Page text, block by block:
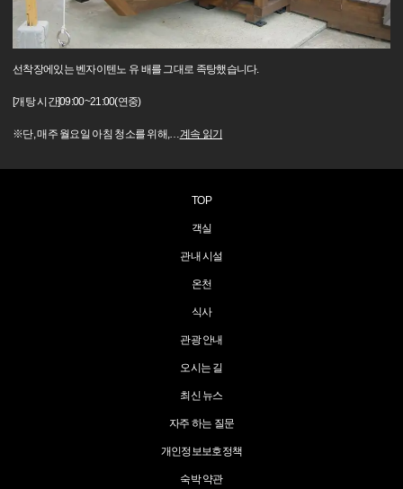
선착장에있는 벤자이텐노 유 배를 그대로 족탕했습니다.
[개탕 시간]09:00~21:00(연중)
※단, 매주 월요일 아침 청소를 위해,…계속 읽기
TOP
객실
관내 시설
온천
식사
관광 안내
오시는 길
최신 뉴스
자주 하는 질문
개인정보보호정책
숙박 약관